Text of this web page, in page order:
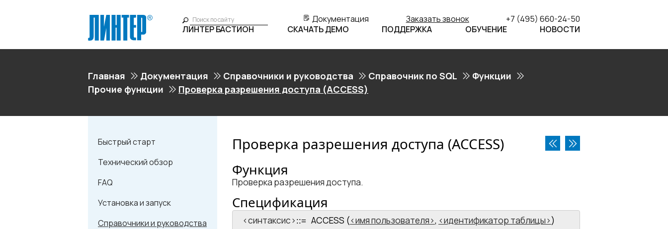
Документация Заказать звонок
+7 (495) 660-24-50
ЛИНТЕР БАСТИОН
СКАЧАТЬ ДЕМО ПОДДЕРЖКА ОБУЧЕНИЕ НОВОСТИ
Главная Документация Справочники и руководства Справочник по SQL
Функции
Прочие функции
Проверка разрешения доступа (ACCESS)
Быстрый старт
Технический обзор
FAQ
Установка и запуск
Справочники и руководства
Проверка разрешения доступа (ACCESS)
Функция
Проверка разрешения доступа.
Спецификация
<​синтаксис​> ::= ACCESS ( имя пользователя , идентификатор таблицы )